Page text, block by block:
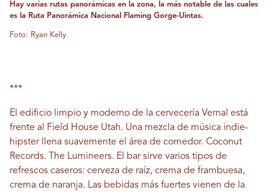
Hay varias rutas panorámicas en la zona, la más notable de las cuales
es la Ruta Panorámica Nacional Flaming Gorge-Uintas.
Foto: Ryan Kelly
***
El edificio limpio y moderno de la cervecería Vernal está
frente al Field House Utah. Una mezcla de música indie-
hipster llena suavemente el área de comedor. Coconut
Records. The Lumineers. El bar sirve varios tipos de
refrescos caseros: cerveza de raíz, crema de frambuesa,
crema de naranja. Las bebidas más fuertes vienen de la